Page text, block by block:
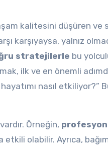
kalitesini düşüren ve
karşıyaysa, yalnız
stratejilerle bu
ilk ve en önemli
nasıl etkiliyor?”
Örneğin,
olabilir. Ayrıca,